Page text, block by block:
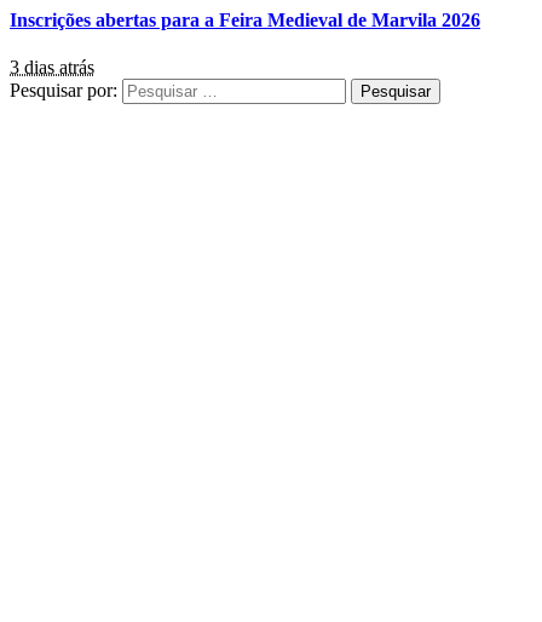
Inscrições abertas para a Feira Medieval de Marvila 2026
3 dias atrás
Pesquisar por: